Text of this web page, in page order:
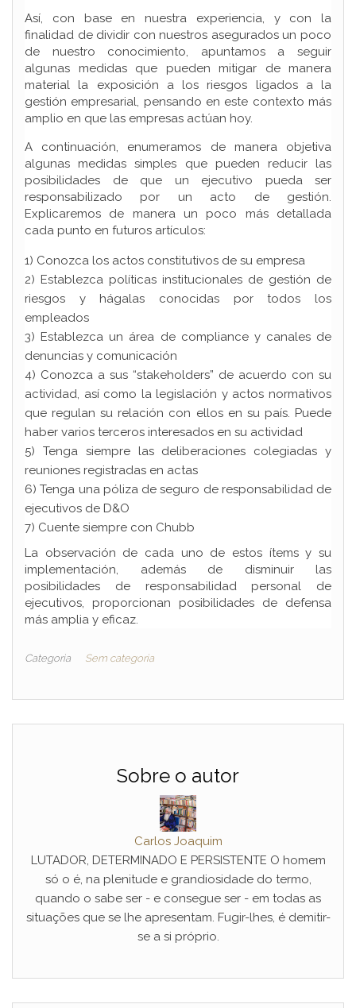
Así, con base en nuestra experiencia, y con la
finalidad de dividir con nuestros asegurados un poco
de nuestro conocimiento, apuntamos a seguir
algunas medidas que pueden mitigar de manera
material la exposición a los riesgos ligados a la
gestión empresarial, pensando en este contexto más
amplio en que las empresas actúan hoy.
A continuación, enumeramos de manera objetiva
algunas medidas simples que pueden reducir las
posibilidades de que un ejecutivo pueda ser
responsabilizado por un acto de gestión.
Explicaremos de manera un poco más detallada
cada punto en futuros artículos:
1) Conozca los actos constitutivos de su empresa
2) Establezca políticas institucionales de gestión de
riesgos y hágalas conocidas por todos los
empleados
3) Establezca un área de compliance y canales de
denuncias y comunicación
4) Conozca a sus “stakeholders” de acuerdo con su
actividad, así como la legislación y actos normativos
que regulan su relación con ellos en su país. Puede
haber varios terceros interesados en su actividad
5) Tenga siempre las deliberaciones colegiadas y
reuniones registradas en actas
6) Tenga una póliza de seguro de responsabilidad de
ejecutivos de D&O
7) Cuente siempre con Chubb
La observación de cada uno de estos ítems y su
implementación, además de disminuir las
posibilidades de responsabilidad personal de
ejecutivos, proporcionan posibilidades de defensa
más amplia y eficaz.
Categoria Sem categoria
Sobre o autor
Carlos Joaquim
LUTADOR, DETERMINADO E PERSISTENTE O homem
só o é, na plenitude e grandiosidade do termo,
quando o sabe ser - e consegue ser - em todas as
situações que se lhe apresentam. Fugir-lhes, é demitir-
se a si próprio.